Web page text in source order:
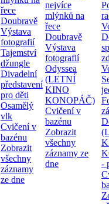
řece
Doubravě
Výstava
fotografií
Tajemství
džungle
Divadelní
představení
pro děti
Osamělý
vlk
Cvičení v
bazénu
Zobrazit
všechny
záznamy
ze dne
nejvíce
mlýnků na
řece
Doubravě
Výstava
fotografií
Odyssea
(LETNÍ
KINO
KONOPÁČ)
Cvičení v
bazénu
Zobrazit
všechny
záznamy ze
dne
-